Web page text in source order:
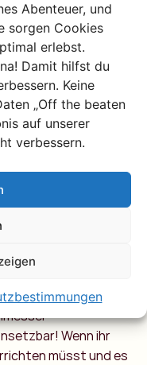
Abenteuer, und
sorgen Cookies
erlebst.
Damit hilfst du
Keine
„Off the beaten
auf unserer
verbessern.
sei denn, ihr habt
zu kaufen)
Moskitonetz
Handtuch, aber
werden)
habt und
ihr versucht, im Bus
GTST mit einer
Wenn ihr
müsst und es